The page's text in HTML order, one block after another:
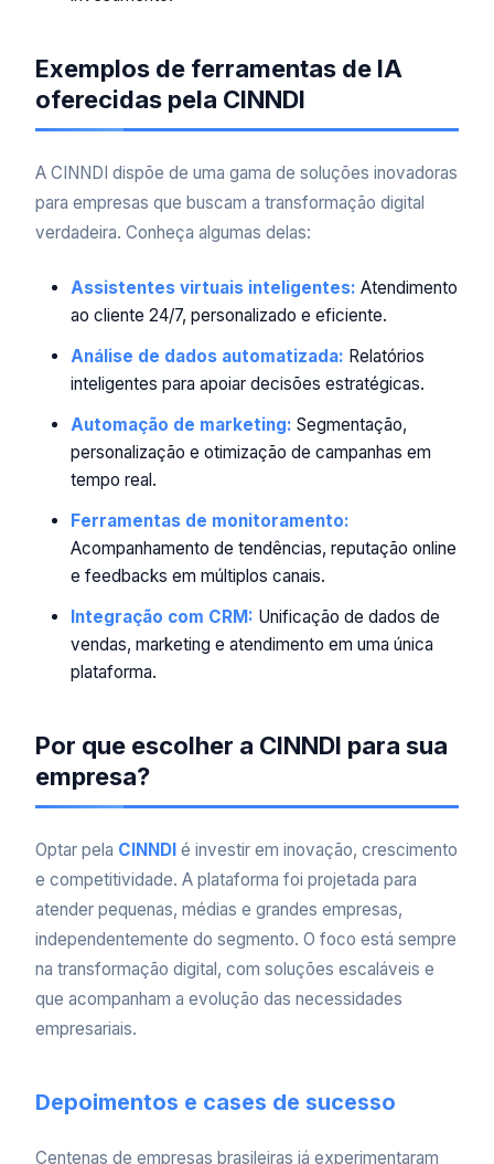
Exemplos de ferramentas de IA
oferecidas pela CINNDI
A CINNDI dispõe de uma gama de soluções inovadoras
para empresas que buscam a transformação digital
verdadeira. Conheça algumas delas:
Assistentes virtuais inteligentes: Atendimento
ao cliente 24/7, personalizado e eficiente.
Análise de dados automatizada: Relatórios
inteligentes para apoiar decisões estratégicas.
Automação de marketing: Segmentação,
personalização e otimização de campanhas em
tempo real.
Ferramentas de monitoramento:
Acompanhamento de tendências, reputação online
e feedbacks em múltiplos canais.
Integração com CRM: Unificação de dados de
vendas, marketing e atendimento em uma única
plataforma.
Por que escolher a CINNDI para sua
empresa?
Optar pela CINNDI é investir em inovação, crescimento
e competitividade. A plataforma foi projetada para
atender pequenas, médias e grandes empresas,
independentemente do segmento. O foco está sempre
na transformação digital, com soluções escaláveis e
que acompanham a evolução das necessidades
empresariais.
Depoimentos e cases de sucesso
Centenas de empresas brasileiras já experimentaram